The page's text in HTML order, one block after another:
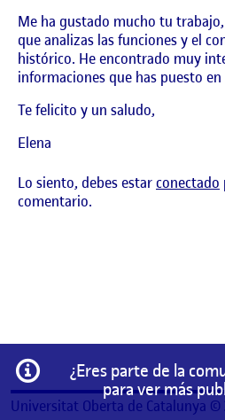
Me ha gustado mucho tu
que analizas las funciones y el
histórico. He encontrado muy
informaciones que has puesto
Te felicito y un saludo,
Elena
Lo siento, debes estarconectado
comentario.
Información
¿Eres parte de la
para ver más
Universitat Oberta de Catalunya ©